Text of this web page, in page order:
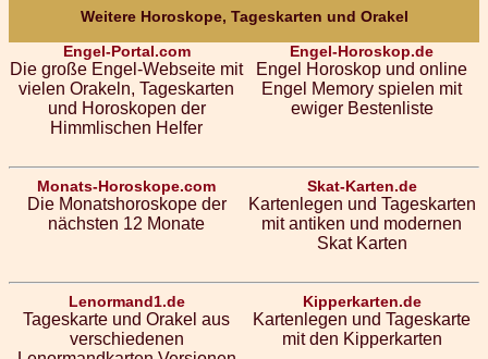
Weitere Horoskope, Tageskarten und Orakel
Engel-Portal.com
Die große Engel-Webseite mit
vielen Orakeln, Tageskarten
und Horoskopen der
Himmlischen Helfer
Engel-Horoskop.de
Engel Horoskop und online
Engel Memory spielen mit
ewiger Bestenliste
Monats-Horoskope.com
Die Monatshoroskope der
nächsten 12 Monate
Skat-Karten.de
Kartenlegen und Tageskarten
mit antiken und modernen
Skat Karten
Lenormand1.de
Tageskarte und Orakel aus
verschiedenen
Kipperkarten.de
Kartenlegen und Tageskarte
mit den Kipperkarten